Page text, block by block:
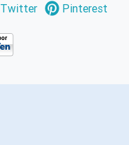
Twitter Pinterest